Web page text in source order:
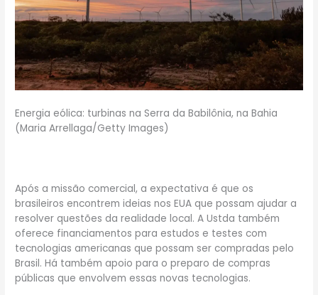
Energia eólica: turbinas na Serra da Babilônia, na Bahia
(Maria Arrellaga/Getty Images)
Após a missão comercial, a expectativa é que os
brasileiros encontrem ideias nos EUA que possam ajudar a
resolver questões da realidade local. A Ustda também
oferece financiamentos para estudos e testes com
tecnologias americanas que possam ser compradas pelo
Brasil. Há também apoio para o preparo de compras
públicas que envolvem essas novas tecnologias.